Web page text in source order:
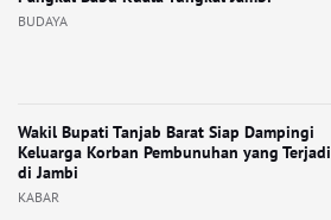
BUDAYA
Wakil Bupati Tanjab Barat Siap Dampingi
Keluarga Korban Pembunuhan yang Terjadi
di Jambi
KABAR